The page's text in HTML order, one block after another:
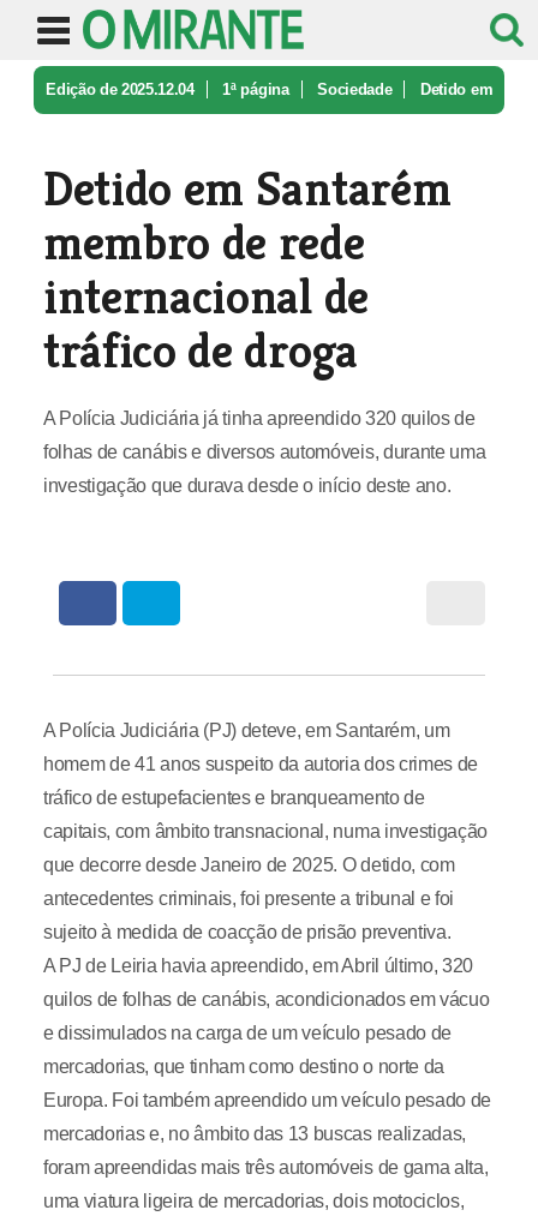
Edição de 2025.12.04 1ª página Sociedade Detido em
Detido em Santarém
membro de rede
internacional de
tráfico de droga
A Polícia Judiciária já tinha apreendido 320 quilos de
folhas de canábis e diversos automóveis, durante uma
investigação que durava desde o início deste ano.
A Polícia Judiciária (PJ) deteve, em Santarém, um
homem de 41 anos suspeito da autoria dos crimes de
tráfico de estupefacientes e branqueamento de
capitais, com âmbito transnacional, numa investigação
que decorre desde Janeiro de 2025. O detido, com
antecedentes criminais, foi presente a tribunal e foi
sujeito à medida de coacção de prisão preventiva.
A PJ de Leiria havia apreendido, em Abril último, 320
quilos de folhas de canábis, acondicionados em vácuo
e dissimulados na carga de um veículo pesado de
mercadorias, que tinham como destino o norte da
Europa. Foi também apreendido um veículo pesado de
mercadorias e, no âmbito das 13 buscas realizadas,
foram apreendidas mais três automóveis de gama alta,
uma viatura ligeira de mercadorias, dois motociclos,